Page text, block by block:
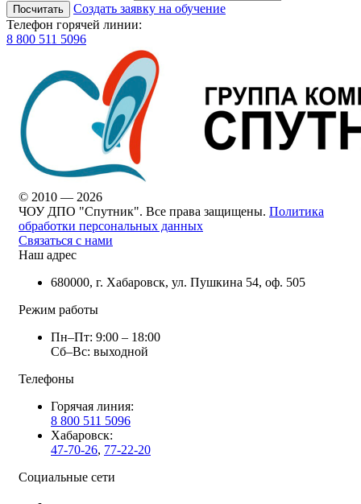
Посчитать
Создать заявку на обучение
Телефон горячей линии:
8 800 511 5096
© 2010 — 2026
ЧОУ ДПО "Спутник". Все права защищены. Политика
обработки персональных данных
Связаться с нами
Наш адрес
680000, г. Хабаровск, ул. Пушкина 54, оф. 505
Режим работы
Пн–Пт: 9:00 – 18:00
Сб–Вс: выходной
Телефоны
Горячая линия:
8 800 511 5096
Хабаровск:
47-70-26, 77-22-20
Социальные сети